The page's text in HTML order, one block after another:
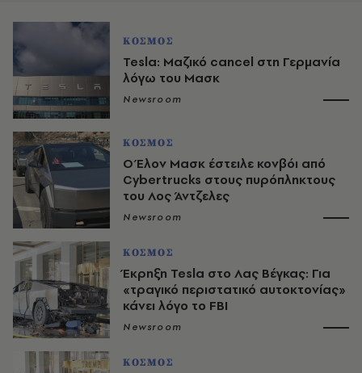
ΚΟΣΜΟΣ
Tesla: Μαζικό cancel στη Γερμανία
λόγω του Μασκ
Newsroom
ΚΟΣΜΟΣ
Ο Έλον Μασκ έστειλε κονβόι από
Cybertrucks στους πυρόπληκτους
του Λος Άντζελες
Newsroom
ΚΟΣΜΟΣ
Έκρηξη Tesla στο Λας Βέγκας: Για
«τραγικό περιστατικό αυτοκτονίας»
κάνει λόγο το FBI
Newsroom
ΚΟΣΜΟΣ